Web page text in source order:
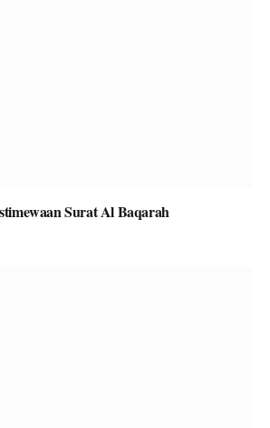
Surat Al Baqarah